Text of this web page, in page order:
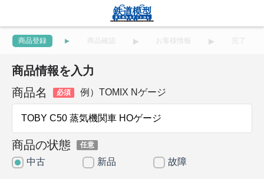
商品登録 商品確認 お客様情報 完了
商品情報を入力
商品名
必須 例）TOMIX Nゲージ
商品の状態 任意
中古 新品 故障